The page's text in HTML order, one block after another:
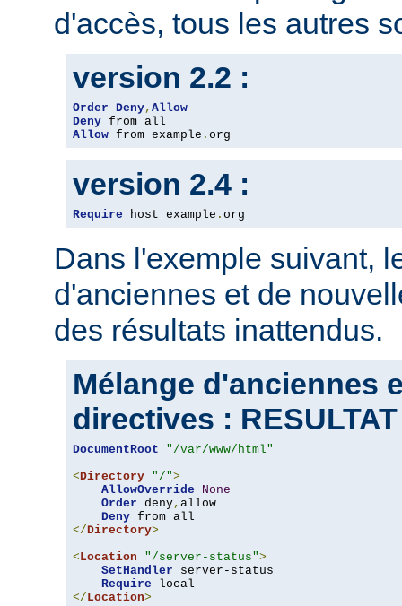
d'accès, tous les autres
version 2.2 :
Order Deny, Allow
Deny
Allow from example . org
version 2.4 :
Require host example . org
Dans l'exemple suivant,
d'anciennes et de
des résultats inattendus.
Mélange d'anciennes
directives :
DocumentRoot
"/var/www/html"
<Directory "/">
AllowOverride
None
Order deny, allow
Deny
</Directory>
<Location "/server-status">
SetHandler server-status
Require
</Location>